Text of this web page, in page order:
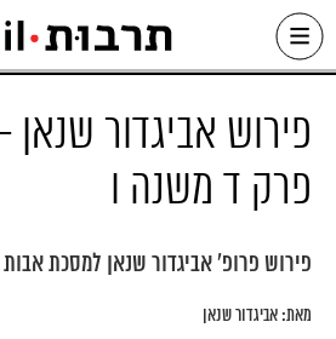
Skip
content
כל האתר
פירוש אביגדור שנאן
פרק ד משנה ו
פירוש פרופ' אביגדור שנאן למסכת
מאת:אביגדור שנאן